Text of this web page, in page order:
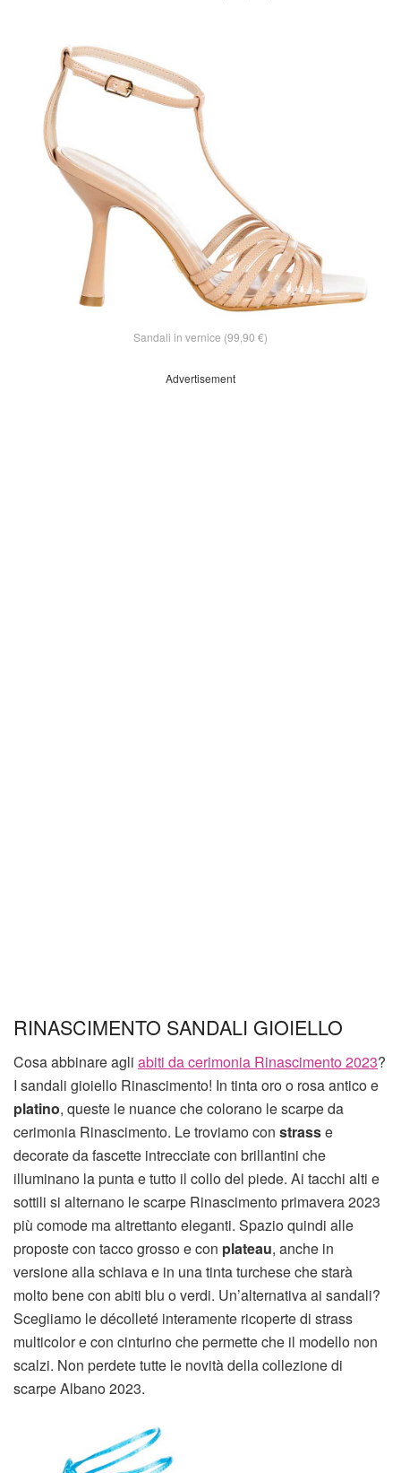
Sandali in vernice (99,90 €)
Advertisement
RINASCIMENTO SANDALI GIOIELLO
Cosa abbinare agli abiti da cerimonia Rinascimento 2023?
I sandali gioiello Rinascimento! In tinta oro o rosa antico e
platino, queste le nuance che colorano le scarpe da
cerimonia Rinascimento. Le troviamo con strasse
decorate da fascette intrecciate con brillantini che
illuminano la punta e tutto il collo del piede. Ai tacchi alti e
sottili si alternano le scarpe Rinascimento primavera 2023
più comode ma altrettanto eleganti. Spazio quindi alle
proposte con tacco grosso e con plateau, anche in
versione alla schiava e in una tinta turchese che starà
molto bene con abiti blu o verdi. Un’alternativa ai sandali?
Scegliamo le décolleté interamente ricoperte di strass
multicolor e con cinturino che permette che il modello non
scalzi. Non perdete tutte le novità della collezione di
scarpe Albano 2023.